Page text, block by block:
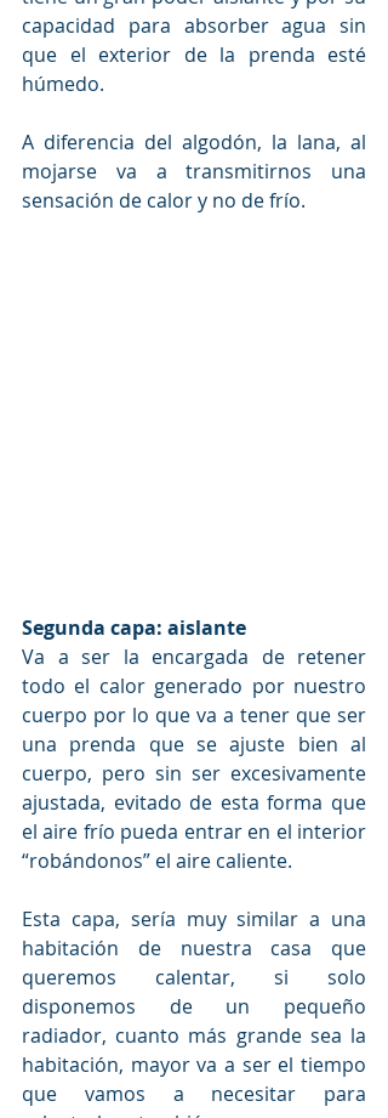
capacidad para absorber agua sin
que el exterior de la prenda esté
húmedo.
A diferencia del algodón, la lana, al
mojarse va a transmitirnos una
sensación de calor y no de frío.
Segunda capa: aislante
Va a ser la encargada de retener
todo el calor generado por nuestro
cuerpo por lo que va a tener que ser
una prenda que se ajuste bien al
cuerpo, pero sin ser excesivamente
ajustada, evitado de esta forma que
el aire frío pueda entrar en el interior
“robándonos” el aire caliente.
Esta capa, sería muy similar a una
habitación de nuestra casa que
queremos calentar, si solo
disponemos de un pequeño
radiador, cuanto más grande sea la
habitación, mayor va a ser el tiempo
que vamos a necesitar para